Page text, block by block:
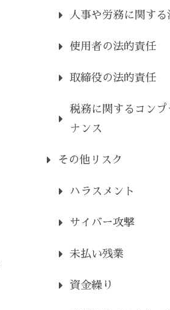
人事や労務に関する
使用者の法的責任
取締役の法的責任
税務に関するコン
ナンス
その他リスク
ハラスメント
サイバー攻撃
未払い残業
資金繰り